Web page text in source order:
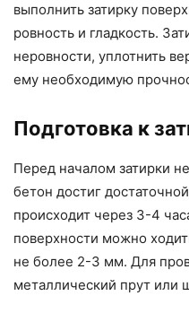
выполнить затирку
ровность и гладкость.
неровности, уплотнить
ему необходимую
Подготовка к
Перед началом затирки
бетон достиг
происходит через 3-4
поверхности можно
не более 2-3 мм. Для
металлический прут или